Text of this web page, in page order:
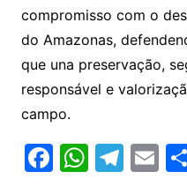
compromisso com o
do Amazonas,
que una preservação,
responsável e
campo.
F W T E